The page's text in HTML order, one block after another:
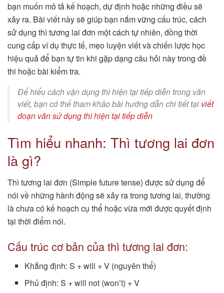
bạn muốn mô tả kế hoạch, dự định hoặc những điều sẽ
xảy ra. Bài viết này sẽ giúp bạn nắm vững cấu trúc, cách
sử dụng thì tương lai đơn một cách tự nhiên, đồng thời
cung cấp ví dụ thực tế, mẹo luyện viết và chiến lược học
hiệu quả để bạn tự tin khi gặp dạng câu hỏi này trong đề
thi hoặc bài kiểm tra.
Để hiểu cách vận dụng thì hiện tại tiếp diễn trong văn
viết, bạn có thể tham khảo bài hướng dẫn chi tiết tại viết
đoạn văn sử dụng thì hiện tại tiếp diễn
Tìm hiểu nhanh: Thì tương lai đơn
là gì?
Thì tương lai đơn (Simple future tense) được sử dụng để
nói về những hành động sẽ xảy ra trong tương lai, thường
là chưa có kế hoạch cụ thể hoặc vừa mới được quyết định
tại thời điểm nói.
Cấu trúc cơ bản của thì tương lai đơn:
Khẳng định: S + will + V (nguyên thể)
Phủ định: S + will not (won’t) + V